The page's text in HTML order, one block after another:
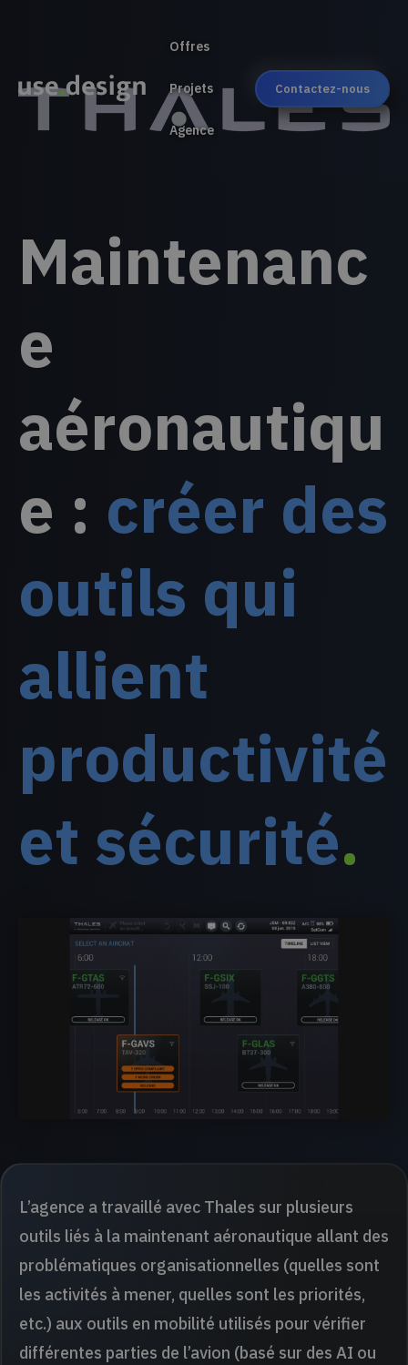
Offres
Projets
Agence
Contactez-nous
Maintenanc
e
aéronautiqu
e : créer des
outils qui
allient
productivité
et sécurité.
L’agence a travaillé avec Thales sur plusieurs
outils liés à la maintenant aéronautique allant des
problématiques organisationnelles (quelles sont
les activités à mener, quelles sont les priorités,
etc.) aux outils en mobilité utilisés pour vérifier
différentes parties de l’avion (basé sur des AI ou